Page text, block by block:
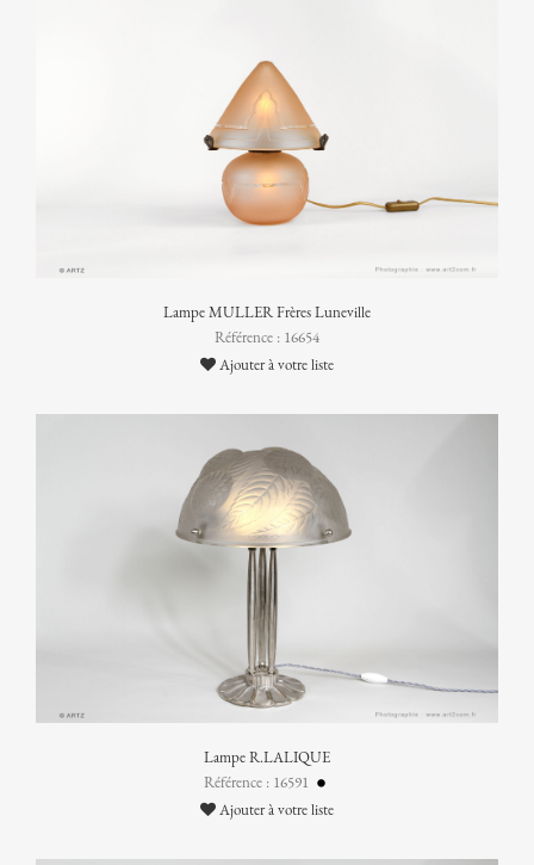
Lampe MULLER Frères Luneville
Référence : 16654
Ajouter à votre liste
Lampe R.LALIQUE
Référence : 16591
Ajouter à votre liste